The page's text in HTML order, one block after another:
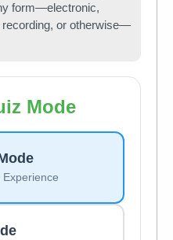
form—electronic,
recording, or otherwise—
Mode